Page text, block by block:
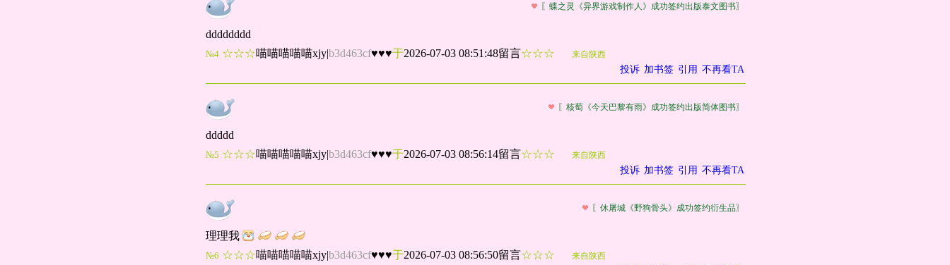
〖蝶之灵《异界游戏制作人》成功签约出版泰文图书〗
dddddddd
№4 ☆☆☆喵喵喵喵喵xjy|b3d463cf♥♥♥于2026-07-03 08:51:48留言☆☆☆ 来自陕西
投诉 加书签 引用 不再看TA
〖核萄《今天巴黎有雨》成功签约出版简体图书〗
ddddd
№5 ☆☆☆喵喵喵喵喵xjy|b3d463cf♥♥♥于2026-07-03 08:56:14留言☆☆☆ 来自陕西
投诉 加书签 引用 不再看TA
〖休屠城《野狗骨头》成功签约衍生品〗
理理我
№6 ☆☆☆喵喵喵喵喵xjy|b3d463cf♥♥♥于2026-07-03 08:56:50留言☆☆☆ 来自陕西